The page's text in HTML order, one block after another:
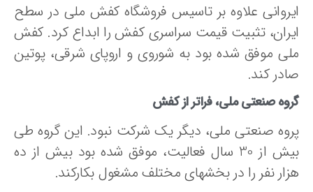
علاوه بر تاسیس فروشگاه کفش ملی در سطح
تثبیت قیمت سراسری کفش را ابداع کرد. کفش
موفق شده بود به شوروی و اروپای شرقی، پوتین
کند.
صنعتی ملی، فراتر از کفش
صنعتی ملی، دیگر یک شرکت نبود. این گروه طی
بیش از 30 سال فعالیت، موفق شده بود بیش از ده
نفر را در بخشهای مختلف مشغول بکارکند.